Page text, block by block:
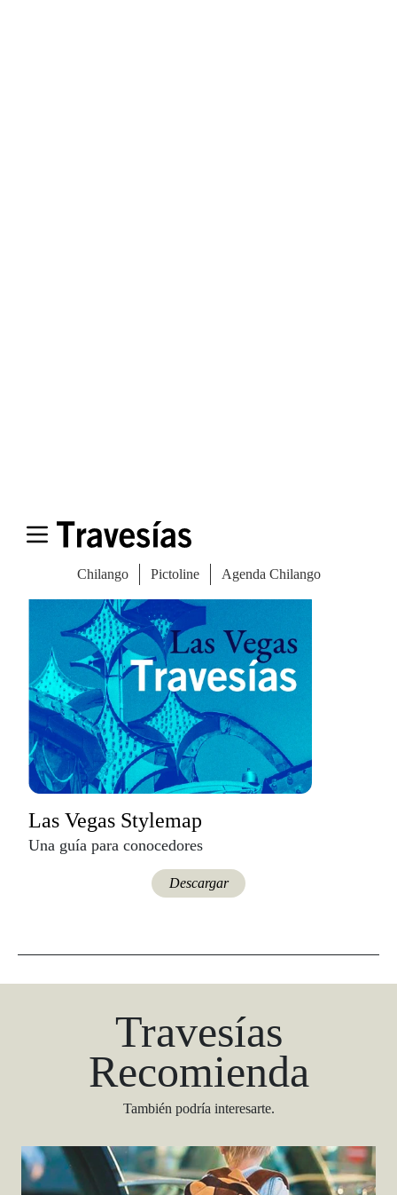
Especiales del mundo
Las Vegas Stylemap
Una guía para conocedores
Descargar
Travesías
Recomienda
También podría interesarte.